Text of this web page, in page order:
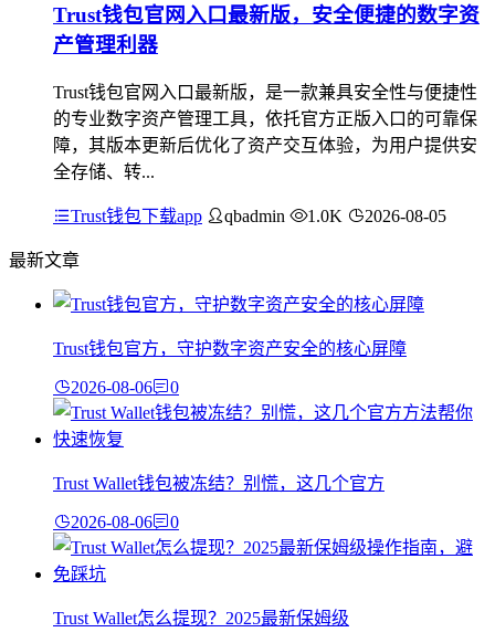
Trust钱包官网入口最新版，安全便捷的数字资
产管理利器
Trust钱包官网入口最新版，是一款兼具安全性与便捷性
的专业数字资产管理工具，依托官方正版入口的可靠保
障，其版本更新后优化了资产交互体验，为用户提供安
全存储、转...
Trust钱包下载app qbadmin 1.0K 2026-08-05
最新文章
Trust钱包官方，守护数字资产安全的核心屏障
2026-08-06 0
Trust Wallet钱包被冻结？别慌，这几个官方
2026-08-06 0
Trust Wallet怎么提现？2025最新保姆级